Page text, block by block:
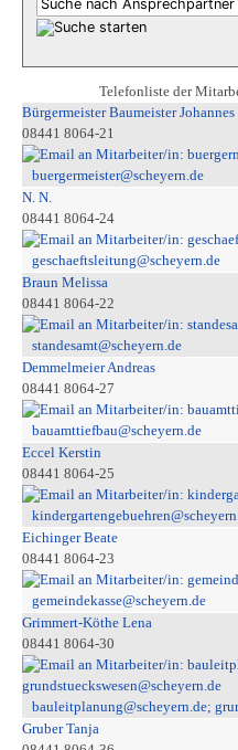
Telefonliste der
Bürgermeister Baumeister Johannes
08441 8064-21
buergermeister@scheyern.de
N. N.
08441 8064-24
geschaeftsleitung@scheyern.de
Braun Melissa
08441 8064-22
standesamt@scheyern.de
Demmelmeier Andreas
08441 8064-27
bauamttiefbau@scheyern.de
Eccel Kerstin
08441 8064-25
Eichinger Beate
08441 8064-23
gemeindekasse@scheyern.de
Grimmert-Köthe Lena
08441 8064-30
bauleitplanung@scheyern.de;
Gruber Tanja